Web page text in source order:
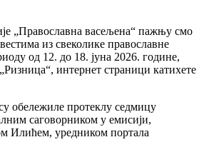
„Православна васељена“ пажњу смо
из свеколике православне
од 12. до 18. јуна 2026. године,
интернет страници катихете
обележиле протеклу седмицу
саговорником у емисији,
Илићем, уредником портала